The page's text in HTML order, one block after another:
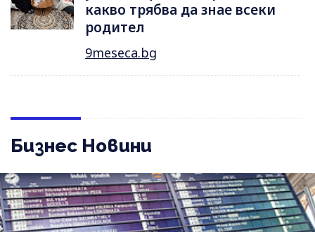
какво трябва да знае всеки
родител
9meseca.bg
Бизнес Новини